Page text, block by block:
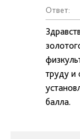
Ответ:
труду и
балла.